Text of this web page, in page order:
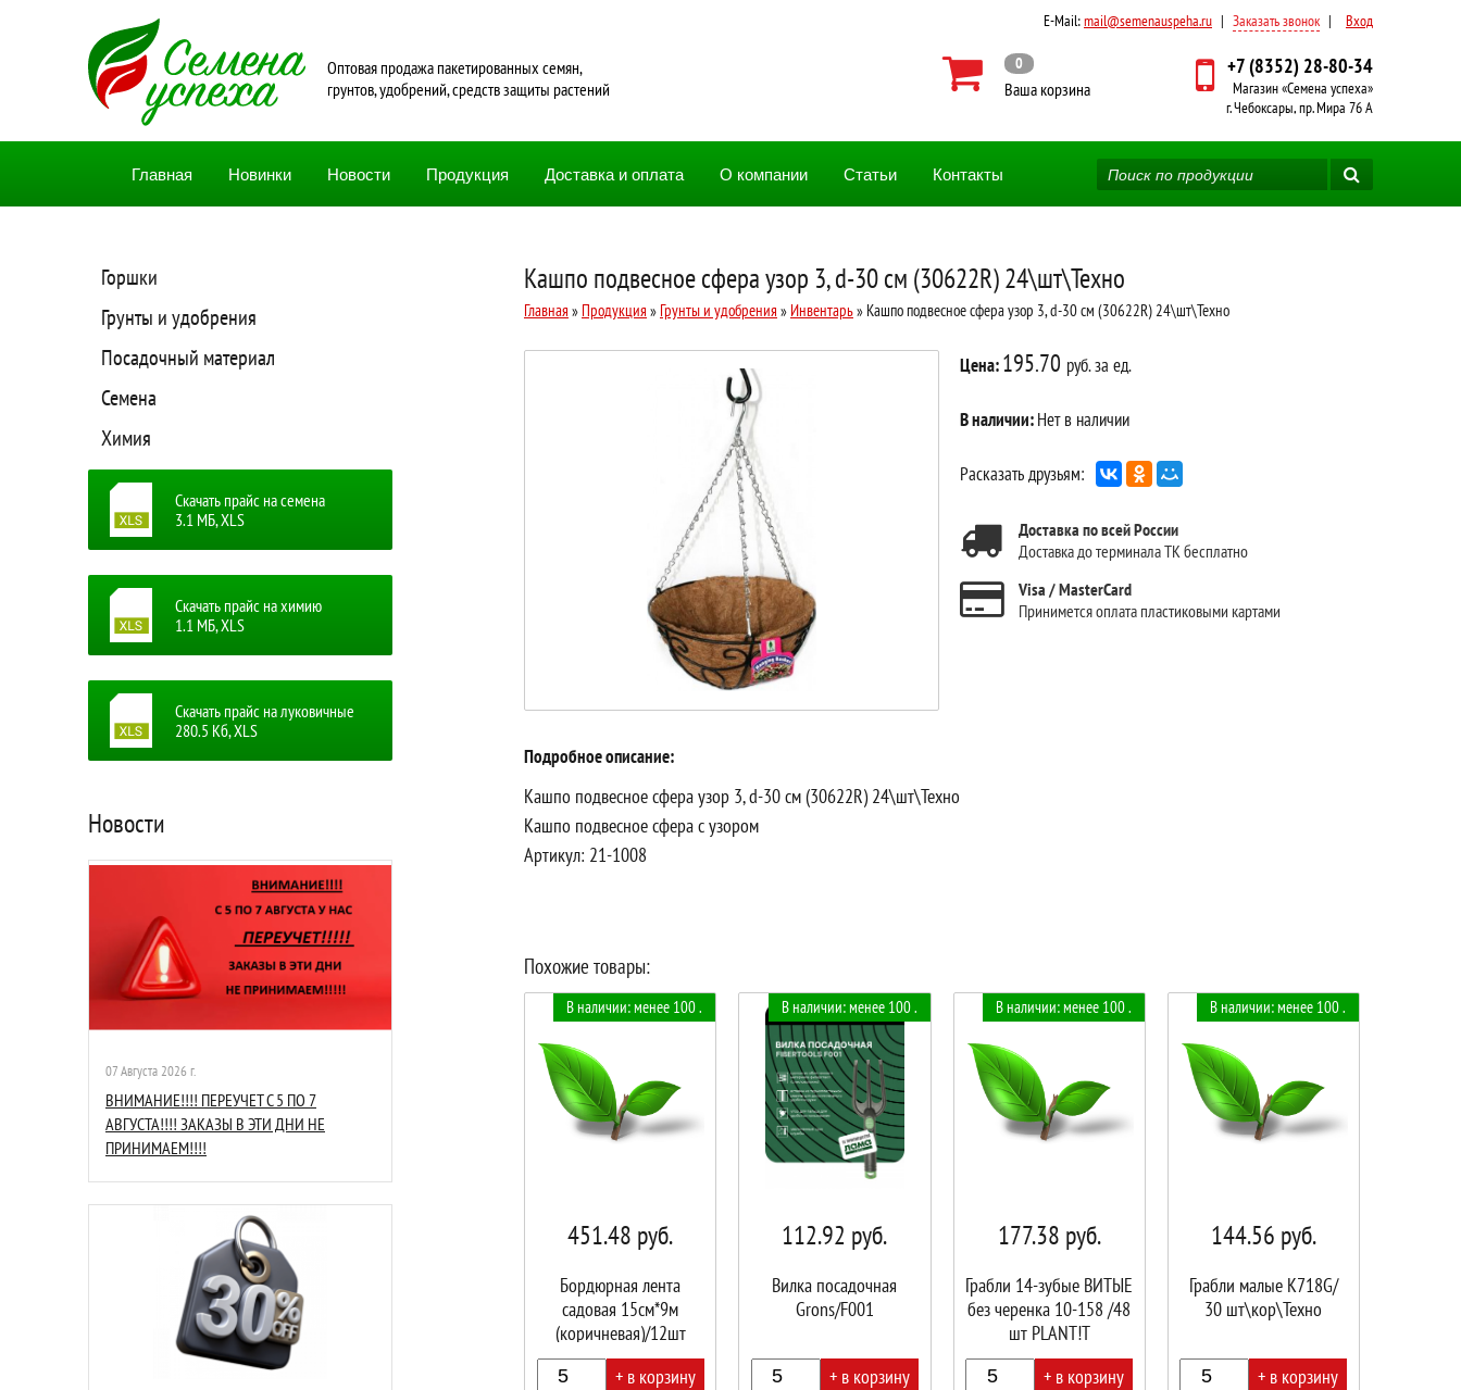
E-Mail:mail@semenauspeha.ru | Заказать звонок | Вход
Oптовая продажа пакетированных семян,
грунтов, удобрений, средств защиты растений
0
Ваша корзина
+7 (8352) 28-80-34
Магазин «Семена успеха»
г. Чебоксары, пр. Мира 76 А
Главная Новинки Новости Продукция Доставка и оплата О компании Статьи Контакты
Горшки
Грунты и удобрения
Посадочный материал
Семена
Химия
Скачать прайс на семена
3.1 MБ, XLS
Скачать прайс на химию
1.1 MБ, XLS
Скачать прайс на луковичные
280.5 Кб, XLS
Новости
07 Августа 2026 г.
ВНИМАНИЕ!!!! ПЕРЕУЧЕТ С 5 ПО 7
АВГУСТА!!!! ЗАКАЗЫ В ЭТИ ДНИ НЕ
ПРИНИМАЕМ!!!!
Кашпо подвесное сфера узор 3, d-30 см (30622R) 24\шт\Техно
Главная » Продукция » Грунты и удобрения » Инвентарь» Кашпо подвесное сфера узор 3, d-30 см (30622R) 24\шт\Техно
Цена:195.70 руб. за ед.
В наличии:Нет в наличии
Расказать друзьям:
Доставка по всей России
Доставка до терминала ТК бесплатно
Visa / MasterCard
Принимется оплата пластиковыми картами
Подробное описание:
Кашпо подвесное сфера узор 3, d-30 см (30622R) 24\шт\Техно
Кашпо подвесное сфера с узором
Артикул: 21-1008
Похожие товары:
В наличии: менее 100 .
451.48 руб.
Бордюрная лента
садовая 15см*9м
(коричневая)/12шт
+ в корзину
В наличии: менее 100 .
112.92 руб.
Вилка посадочная
Grons/F001
+ в корзину
В наличии: менее 100 .
177.38 руб.
Грабли 14-зубые ВИТЫЕ
без черенка 10-158 /48
шт PLANT!T
+ в корзину
В наличии: менее 100 .
144.56 руб.
Грабли малые K718G/
30 шт\кор\Техно
+ в корзину